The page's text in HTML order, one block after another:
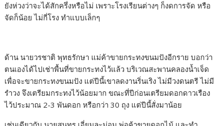
ยังห่วงว่าจะได้สักครึ่งหรือไม่ เพราะโรงเรียนต่างๆ ก็งดการจัด หรือ
จัดก็น้อย ไม่กี่โรง ทำแบบเล็กๆ
ด้าน นายวรชาติ พุทธรักษา แม่ค้าขายกระทงขนมปังอีกราย บอกว่า
ตนเองได้ไปเช่าพื้นที่ขายกระทงไว้แล้ว บริเวณสะพานคลองน้ำเจ็ด
เพื่อจะขายกระทงขนมปัง แต่ปีนี้เขาลดงานริ่นเริง ไม่มีวงดนตรี ไม่มี
รำวง จึงเตรียมกระทงไว้น้อยมาก ขณะที่ปีก่อนเตรียมดอกดาวเรือง
ไว้ประมาณ 2-3 พันดอก หรือกว่า 30 ถุง แต่ปีนี้สั่งมาน้อย